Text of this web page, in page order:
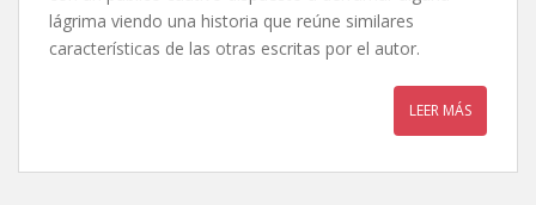
lágrima viendo una historia que reúne similares
características de las otras escritas por el autor.
LEER MÁS